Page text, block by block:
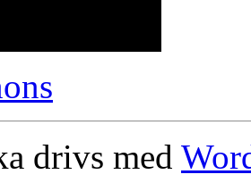
drivs med